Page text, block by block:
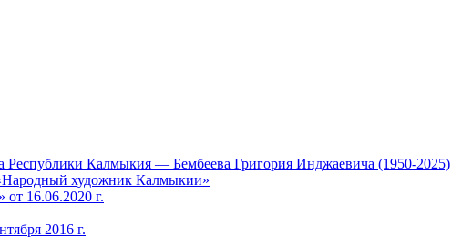
Республики Калмыкия — Бембеева Григория Инджаевича (1950-2025)
художник Калмыкии»
от 16.06.2020 г.
2016 г.